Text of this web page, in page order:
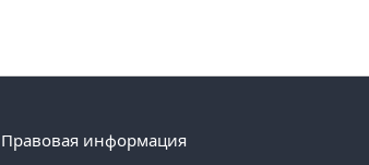
Правовая информация